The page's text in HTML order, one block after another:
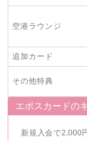
空港ラウンジ
追加カード
その他特典
エポスカードの
新規入会で2,000